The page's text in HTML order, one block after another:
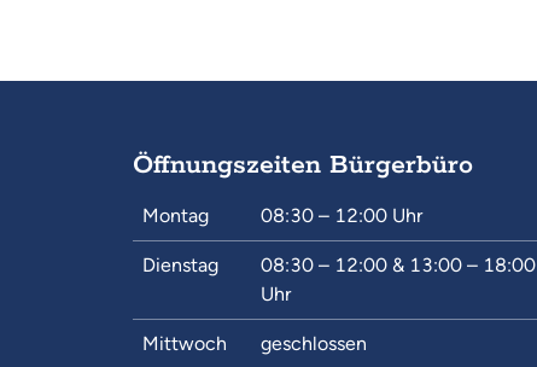
Öffnungszeiten Bürgerbüro
Montag 08:30 – 12:00 Uhr
Dienstag 08:30 – 12:00 & 13:00 – 18:00
Uhr
Mittwoch geschlossen